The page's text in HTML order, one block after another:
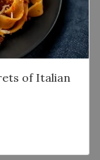
of Italian